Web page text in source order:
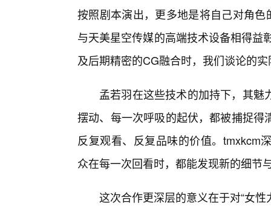
按照剧本演出，更多地是将自己对角
与天美星空传媒的高端技术设备相得益
及后期精密的CG融合时，我们谈论的
孟若羽在这些技术的加持下，其
摆动、每一次呼吸的起伏，都被捕捉
反复观看、反复品味的价值。tmxkcm
众在每一次回看时，都能发现新的细节
这次合作更深层的意义在于对“女